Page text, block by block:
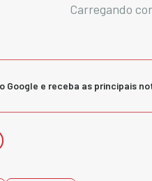
Carregando
Google e receba as principais